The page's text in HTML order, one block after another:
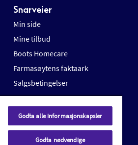
Snarveier
Min side
Mine tilbud
Boots Homecare
Farmasøytens faktaark
Salgsbetingelser
Godta alle informasjonskapsler
Godta nødvendige